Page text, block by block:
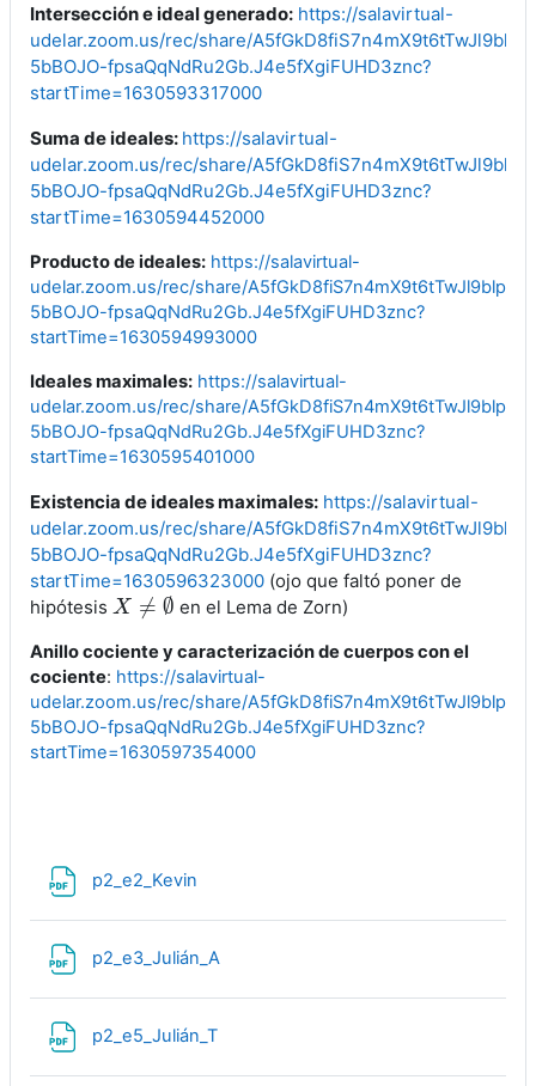
Intersección e ideal generado: https://salavirtual-
udelar.zoom.us/rec/share/
5bBOJO-fpsaQqNdRu2Gb.J4e5fXgiFUHD3znc?
startTime=1630593317000
Suma de ideales: https://salavirtual-
udelar.zoom.us/rec/share/
5bBOJO-fpsaQqNdRu2Gb.J4e5fXgiFUHD3znc?
startTime=1630594452000
Producto de ideales: https://salavirtual-
udelar.zoom.us/rec/share/
5bBOJO-fpsaQqNdRu2Gb.J4e5fXgiFUHD3znc?
startTime=1630594993000
Ideales maximales: https://salavirtual-
udelar.zoom.us/rec/share/
5bBOJO-fpsaQqNdRu2Gb.J4e5fXgiFUHD3znc?
startTime=1630595401000
Existencia de ideales maximales: https://salavirtual-
udelar.zoom.us/rec/share/
5bBOJO-fpsaQqNdRu2Gb.J4e5fXgiFUHD3znc?
startTime=1630596323000 (ojo que faltó poner de
hipótesis X ≠ ∅
X≠ ∅ en el Lema de Zorn)
Anillo cociente y caracterización de cuerpos con el
cociente: https://salavirtual-
udelar.zoom.us/rec/share/
5bBOJO-fpsaQqNdRu2Gb.J4e5fXgiFUHD3znc?
startTime=1630597354000
p2_e2_Kevin
p2_e3_Julián_A
p2_e5_Julián_T